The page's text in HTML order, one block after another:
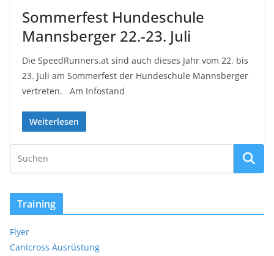
Sommerfest Hundeschule
Mannsberger 22.-23. Juli
Die SpeedRunners.at sind auch dieses Jahr vom 22. bis
23. Juli am Sommerfest der Hundeschule Mannsberger
vertreten. Am Infostand
Weiterlesen
Training
Flyer
Canicross Ausrüstung